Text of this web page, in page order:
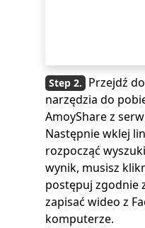
Przejdź
narzędzia do
AmoyShare z
Następnie wklej
rozpocząć
wynik, musisz
postępuj zgodnie
zapisać wideo z
komputerze.